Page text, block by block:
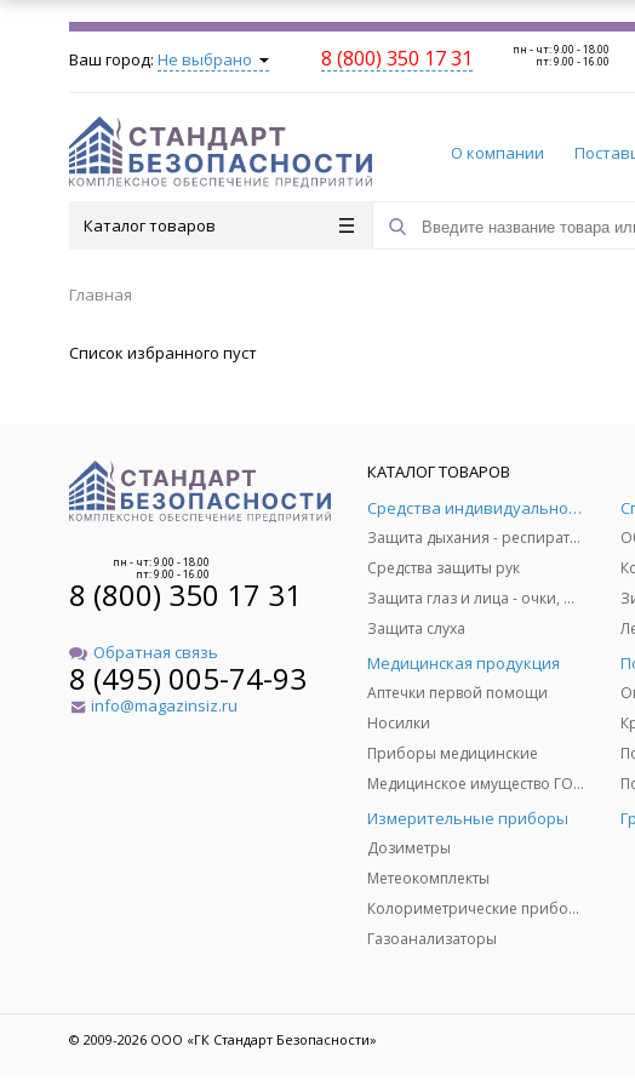
Ваш город: Не выбрано 8 (800) 350 17 31 пн - чт: 9.00 - 18.00
пт: 9.00 - 16.00
О компании
Каталог товаров
Главная
Список избранного пуст
пн - чт: 9.00 - 18.00
пт: 9.00 - 16.00
8 (800) 350 17 31
Обратная связь
8 (495) 005-74-93
info@magazinsiz.ru
КАТАЛОГ ТОВАРОВ
Средства индивидуальной защиты
Защита дыхания - респираторы, противогазы, фильтры, дозиметры
Средства защиты рук
Защита глаз и лица - очки, щитки
Защита слуха
Медицинская продукция
Аптечки первой помощи
Носилки
Приборы медицинские
Медицинское имущество ГО и ЧС
Измерительные приборы
Дозиметры
Метеокомплекты
Колориметрические приборы
Газоанализаторы
© 2009-2026 ООО «ГК Стандарт Безопасности»